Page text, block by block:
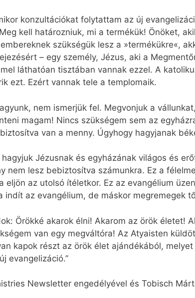
konzultációkat folytattam az új
kell határozniuk, mi a termékük! Önöket,
szükségük lesz a »termékükre«,
– egy személy, Jézus, aki a
láthatóan tisztában vannak ezzel. A
ezt. Ezért vannak tele a templomaik.
nem ismerjük fel. Megvonjuk a
magam! Nincs szükségem sem az
van a menny. Úgyhogy hagyjanak
hagyjuk Jézusnak és egyházának világos és
nem lesz bebiztosítva számunkra. Ez a
eljön az utolsó ítéletkor. Ez az evangélium
indít az evangélium, de máskor megremegek
Örökké akarok élni! Akarom az örök életet!
van egy megváltóra! Az Atyaisten
kapok részt az örök élet ajándékából,
evangelizáció.”
Newsletter engedélyével és Tobisch